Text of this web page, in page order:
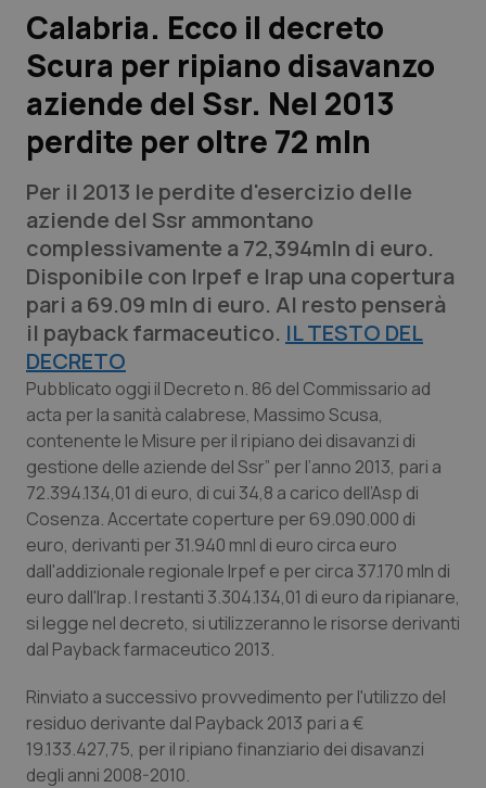
Lavoro e Professioni
Scienza e Farmaci
Studi e Analisi
Lettere al direttore
Edizioni Regionali
QS Pro
Professionisti Sanitari.AI
Abruzzo
Basilicata
Calabria
Campania
Emilia-Romagna
Friuli Venezia Giulia
Lazio
QS Pro Gold
Artrite & artrosi
Asma & BPCO
Car-T
Colesterolo & coronaropatie
Dermatite Atopica
Diabete & glucometri
QS Club Newsletter
Calabria. Ecco il decreto
Scura per ripiano disavanzo
aziende del Ssr. Nel 2013
perdite per oltre 72 mln
Per il 2013 le perdite d'esercizio delle
aziende del Ssr ammontano
complessivamente a 72,394mln di euro.
Disponibile con Irpef e Irap una copertura
pari a 69.09 mln di euro. Al resto penserà
il payback farmaceutico. IL TESTO DEL
DECRETO
Pubblicato oggi il Decreto n. 86 del Commissario ad
acta per la sanità calabrese, Massimo Scusa,
contenente le Misure per il ripiano dei disavanzi di
gestione delle aziende del Ssr” per l’anno 2013, pari a
72.394.134,01 di euro, di cui 34,8 a carico dell’Asp di
Cosenza. Accertate coperture per 69.090.000 di
euro, derivanti per 31.940 mnl di euro circa euro
dall'addizionale regionale Irpef e per circa 37.170 mln di
euro dall'lrap. I restanti 3.304.134,01 di euro da ripianare,
si legge nel decreto, si utilizzeranno le risorse derivanti
dal Payback farmaceutico 2013.
Rinviato a successivo provvedimento per l'utilizzo del
residuo derivante dal Payback 2013 pari a €
19.133.427,75, per il ripiano finanziario dei disavanzi
degli anni 2008-2010.